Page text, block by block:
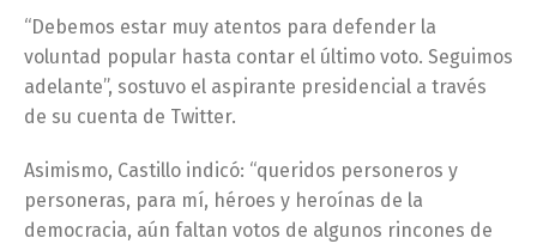
“Debemos estar muy atentos para defender la
voluntad popular hasta contar el último voto. Seguimos
adelante”, sostuvo el aspirante presidencial a través
de su cuenta de Twitter.
Asimismo, Castillo indicó: “queridos personeros y
personeras, para mí, héroes y heroínas de la
democracia, aún faltan votos de algunos rincones de